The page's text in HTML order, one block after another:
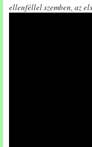
ellenféllel szemben, az